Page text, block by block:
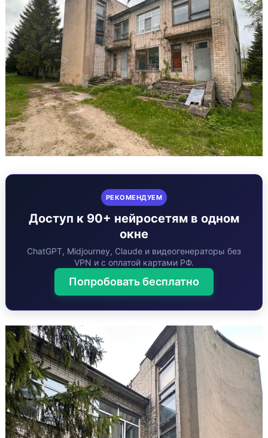
РЕКОМЕНДУЕМ
Доступ к 90+ нейросетям в одном
окне
ChatGPT, Midjourney, Claude и видеогенераторы без
VPN и с оплатой картами РФ.
Попробовать бесплатно